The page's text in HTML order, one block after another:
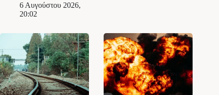
6 Αυγούστου 2026,
20:02